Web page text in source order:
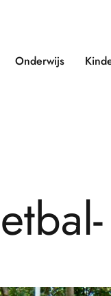
Onderwijs
etbal-